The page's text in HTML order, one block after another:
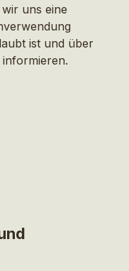
uns eine
ist und über